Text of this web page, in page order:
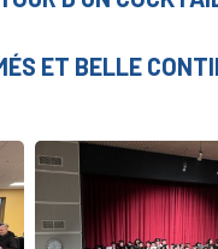
ET BELLE